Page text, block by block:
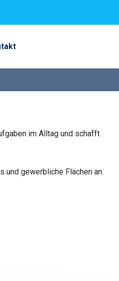
im Alltag und schafft
und gewerbliche Flächen an.